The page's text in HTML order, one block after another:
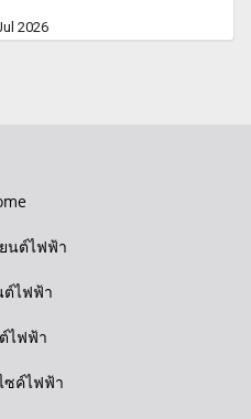
2026
นต์ไฟฟ้า
ต์ไฟฟ้า
ไฟฟ้า
ซค์ไฟฟ้า